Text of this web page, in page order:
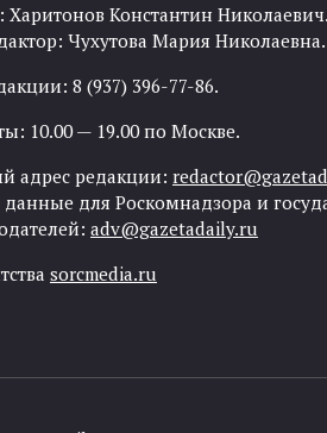
Харитонов Константин Николаевич.
Чухутова Мария Николаевна.
8 (937) 396-77-86.
10.00 — 19.00 по Москве.
адрес редакции:
для Роскомнадзора и
adv@gazetadaily.ru
sorcmedia.ru